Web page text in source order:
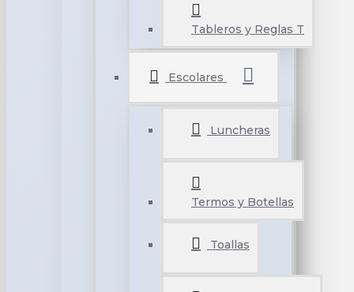
Tableros y Reglas T
Escolares
Luncheras
Termos y Botellas
Toallas